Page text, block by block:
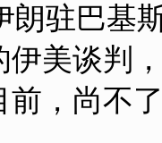
朗驻巴基
伊美谈判
，尚不